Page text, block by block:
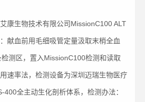
康生物技术有限公司MissionC100 ALT
献血前用毛细吸管定量汲取末梢全血
测区，置入MissionC100检测和读取
速率法，检测设备为深圳迈瑞生物医疗
400全主动生化剖析体系，检测办法：